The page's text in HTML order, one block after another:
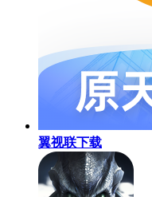
翼视联下载